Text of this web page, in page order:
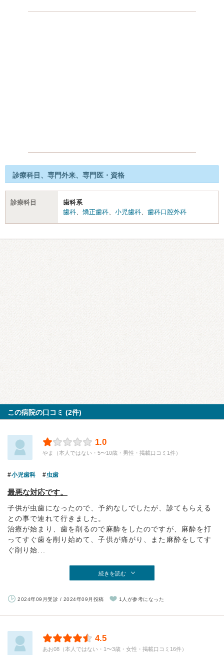
診療科目、専門外来、専門医・資格
診療科目
歯科系
歯科
矯正歯科 小児歯科 歯科口腔外科
この病院の口コミ (2件)
1.0
やま（本人ではない・5〜10歳・男性・掲載口コミ1件）
小児歯科 虫歯
最悪な対応です。
子供が虫歯になったので、予約なしでしたが、診てもらえる
との事で連れて行きました。
治療が始まり、歯を削るので麻酔をしたのですが、麻酔を打
ってすぐ歯を削り始めて、子供が痛がり、また麻酔をしてす
ぐ削り始...
続きを読む
2024年09月受診 / 2024年09月投稿 1人が参考になった
4.5
あお08（本人ではない・1〜3歳・女性・掲載口コミ16件）